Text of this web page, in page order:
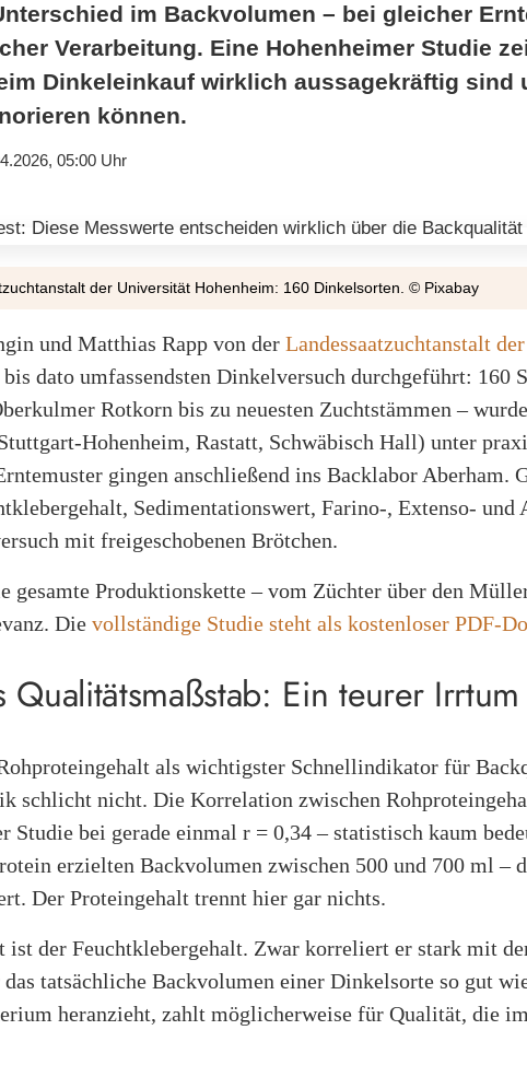
im Backvolumen – bei gleicher
Verarbeitung. Eine Hohenheimer Studie
Dinkeleinkauf wirklich aussagekräftig sind
können.
05:00 Uhr
der Universität Hohenheim: 160 Dinkelsorten. © Pixabay
und Matthias Rapp von der Landessaatzuchtanstalt
bis dato umfassendsten Dinkelversuch durchgeführt: 160
Rotkorn bis zu neuesten Zuchtstämmen –
Hohenheim, Rastatt, Schwäbisch Hall) unter
gingen anschließend ins Backlabor Aberham.
Sedimentationswert, Farino-, Extenso- und
mit freigeschobenen Brötchen.
gesamte Produktionskette – vom Züchter über den
Die vollständige Studie steht als kostenloser PDF-
Qualitätsmaßstab: Ein teurer Irrtum
als wichtigster Schnellindikator für
schlicht nicht. Die Korrelation zwischen
Studie bei gerade einmal r = 0,34 – statistisch kaum
erzielten Backvolumen zwischen 500 und 700 ml –
Der Proteingehalt trennt hier gar nichts.
ist der Feuchtklebergehalt. Zwar korreliert er stark mit
das tatsächliche Backvolumen einer Dinkelsorte so gut
heranzieht, zahlt möglicherweise für Qualität, die